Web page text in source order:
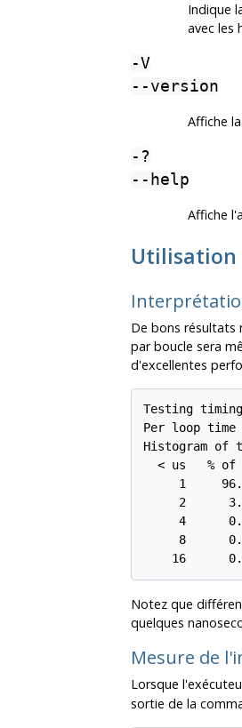
Indique
avec les
-V
--version
Affiche
-?
--help
Affiche
Utilisation
De bons résultats
par boucle sera
d'excellentes
Testing
Per loop time
Histogram of
< us   % of
1
2
4
8
Notez que
quelques
Mesure de
Lorsque
sortie de la